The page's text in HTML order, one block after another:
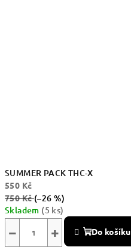
SUMMER PACK THC-X
550 Kč
750 Kč(–26 %)
Skladem (5 ks)
+
− Do košíku